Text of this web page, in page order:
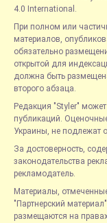
4.0 International.
При полном или
материалов,
обязательно
открытой для
должна быть
второго абзаца.
Редакция "Styler"
публикаций.
Украины, не подлежат
За достоверность,
законодательства
рекламодатель.
Материалы,
"Партнерский
размещаются на